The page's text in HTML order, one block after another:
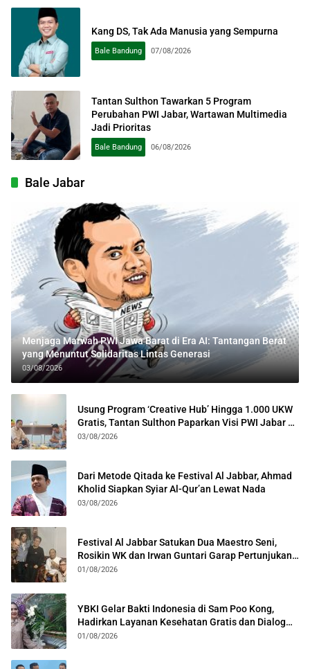
Kang DS, Tak Ada Manusia yang Sempurna
Bale Bandung 07/08/2026
Tantan Sulthon Tawarkan 5 Program
Perubahan PWI Jabar, Wartawan Multimedia
Jadi Prioritas
Bale Bandung 06/08/2026
Bale Jabar
Menjaga Marwah PWI Jawa Barat di Era AI: Tantangan Berat
yang Menuntut Solidaritas Lintas Generasi
03/08/2026
Usung Program ‘Creative Hub’ Hingga 1.000 UKW
Gratis, Tantan Sulthon Paparkan Visi PWI Jabar di
Kota Bogor
03/08/2026
Dari Metode Qitada ke Festival Al Jabbar, Ahmad
Kholid Siapkan Syiar Al-Qur’an Lewat Nada
03/08/2026
Festival Al Jabbar Satukan Dua Maestro Seni,
Rosikin WK dan Irwan Guntari Garap Pertunjukan
Kolosal
01/08/2026
YBKI Gelar Bakti Indonesia di Sam Poo Kong,
Hadirkan Layanan Kesehatan Gratis dan Dialog
Kebangsaan
01/08/2026